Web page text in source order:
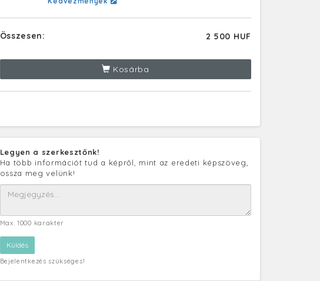
Összesen: 2 500 HUF
Kosárba
Legyen a szerkesztőnk!
Ha több információt tud a képről, mint az eredeti képszöveg,
ossza meg velünk!
Max. 1000 karakter
Bejelentkezés szükséges!